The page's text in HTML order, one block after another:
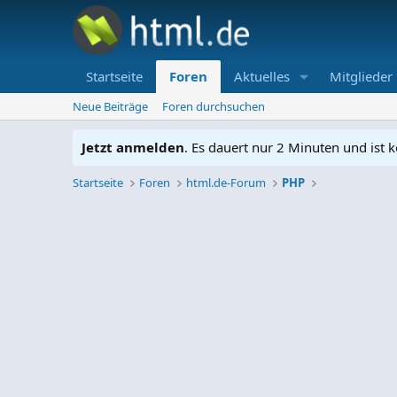
Startseite Foren Aktuelles Mitglieder
Neue Beiträge Foren durchsuchen
Jetzt anmelden. Es dauert nur 2 Minuten und ist
Startseite Foren html.de-Forum PHP